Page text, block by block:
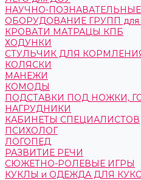
НАУЧНО-ПОЗНАВАТЕЛЬНЫЕ
ОБОРУДОВАНИЕ ГРУПП для
КРОВАТИ МАТРАЦЫ КПБ
ХОДУНКИ
СТУЛЬЧИК ДЛЯ
КОЛЯСКИ
МАНЕЖИ
КОМОДЫ
ПОДСТАВКИ ПОД НОЖКИ,
НАГРУДНИКИ
КАБИНЕТЫ СПЕЦИАЛИСТОВ
ПСИХОЛОГ
ЛОГОПЕД
РАЗВИТИЕ РЕЧИ
СЮЖЕТНО-РОЛЕВЫЕ ИГРЫ
КУКЛЫ и ОДЕЖДА ДЛЯ